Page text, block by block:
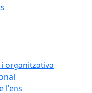
organitzativa
l'ens